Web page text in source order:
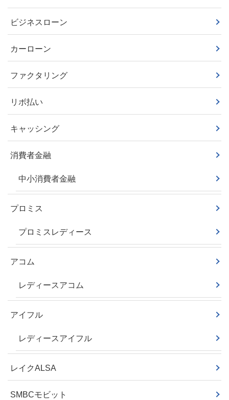
ビジネスローン
カーローン
ファクタリング
リボ払い
キャッシング
消費者金融
中小消費者金融
プロミス
プロミスレディース
アコム
レディースアコム
アイフル
レディースアイフル
レイクALSA
SMBCモビット